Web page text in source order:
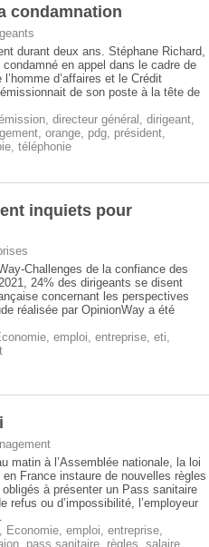
condamnation
durant deux ans. Stéphane Richard,
condamné en appel dans le cadre de
l’homme d’affaires et le Crédit
de son poste à la tête de
, directeur général , dirigeant,
, orange, pdg, président,
, téléphonie
inquiets pour
Challenges de la confiance des
24% des dirigeants se disent
concernant les perspectives
réalisée par OpinionWay a été
, emploi, entreprise, eti,
matin à l’Assemblée nationale, la loi
France instaure de nouvelles règles
à présenter un Pass sanitaire
refus ou d’impossibilité, l’employeur
, Economie, emploi, entreprise,
, pass sanitaire, règles, salaire,